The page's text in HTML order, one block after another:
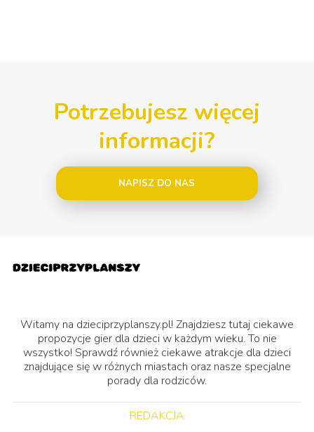
Potrzebujesz więcej
informacji?
NAPISZ DO NAS
Witamy na dzieciprzyplanszy.pl! Znajdziesz tutaj ciekawe
propozycje gier dla dzieci w każdym wieku. To nie
wszystko! Sprawdź również ciekawe atrakcje dla dzieci
znajdujące się w różnych miastach oraz nasze specjalne
porady dla rodziców.
REDAKCJA